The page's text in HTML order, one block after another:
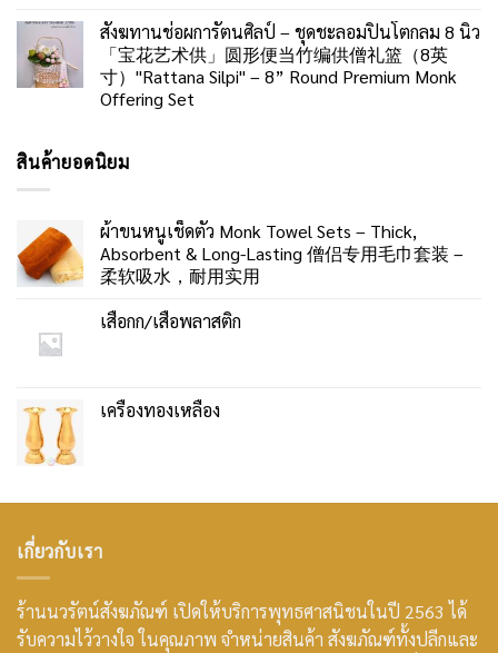
สังฆทานช่อผการัตนศิลป์ – ชุดชะลอมปิ่นโตกลม 8 นิ้ว
「宝花艺术供」圆形便当竹编供僧礼篮（8英
寸）"Rattana Silpi" – 8” Round Premium Monk
Offering Set
สินค้ายอดนิยม
ผ้าขนหนูเช็ดตัว Monk Towel Sets – Thick,
Absorbent & Long-Lasting 僧侣专用毛巾套装 –
柔软吸水，耐用实用
เสื่อกก/เสื่อพลาสติก
เครื่องทองเหลือง
เกี่ยวกับเรา
ร้านนวรัตน์สังฆภัณฑ์ เปิดให้บริการพุทธศาสนิชนในปี 2563 ได้
รับความไว้วางใจ ในคุณภาพ จำหน่ายสินค้า สังฆภัณฑ์ทั้งปลีกและ